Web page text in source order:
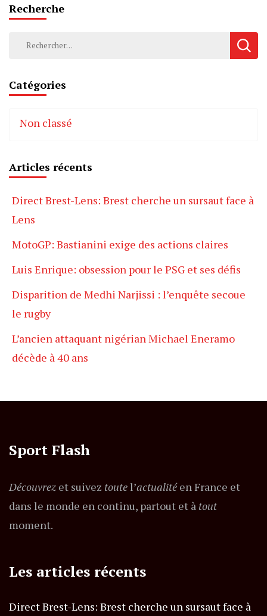
Recherche
Rechercher :
Catégories
Non classé
Articles récents
Direct Brest-Lens: Brest cherche un sursaut face à
Lens
MotoGP: Bastianini exige des actions claires
Luis Enrique: obsession pour le PSG et ses défis
Disparition de Medhi Narjissi : l’enquête secoue
le rugby
L’ancien attaquant nigérian Michael Eneramo
décède à 40 ans
Sport Flash
Découvrez et suivez toutel’actualitéen France et
dans le monde en continu, partout et à tout
moment.
Les articles récents
Direct Brest-Lens: Brest cherche un sursaut face à